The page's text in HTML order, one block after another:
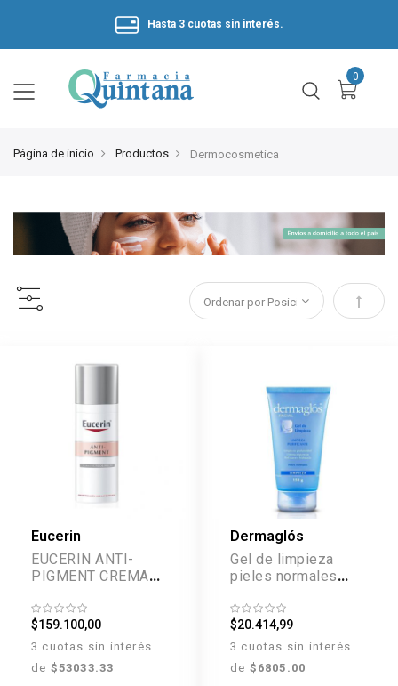
Hasta 3 cuotas sin interés.
Página de inicio Productos Dermocosmetica
Eucerin
EUCERIN ANTI-
PIGMENT CREMA
$159.100,00
3 cuotas sin interés
de $53033.33
Dermaglós
Gel de limpieza
pieles normales
$20.414,99
3 cuotas sin interés
de $6805.00